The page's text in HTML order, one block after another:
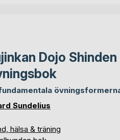
Dojo
Sundelius
hälsa & träning